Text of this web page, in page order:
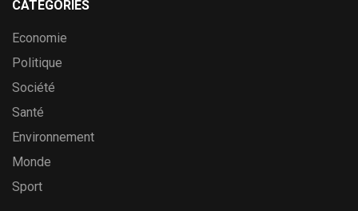
CATÉGORIES
Economie
Politique
Société
Santé
Environnement
Monde
Sport